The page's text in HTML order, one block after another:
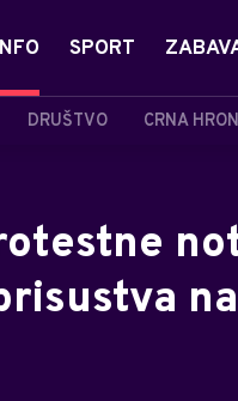
DRUŠTVO CRNA
SPORT